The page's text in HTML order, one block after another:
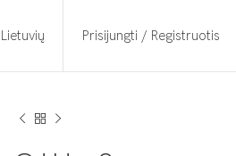
Lietuvių Prisijungti / Registruotis